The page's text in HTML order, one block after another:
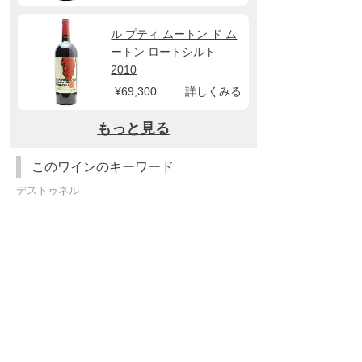
ル プティ ムートン ド ム
ートン ロートシルト
2010
¥69,300
詳しくみる
もっと見る
このワインのキーワード
デストゥネル